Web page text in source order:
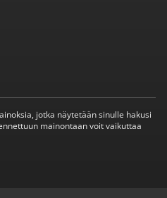
jotka näytetään sinulle hakusi
mainontaan voit vaikuttaa